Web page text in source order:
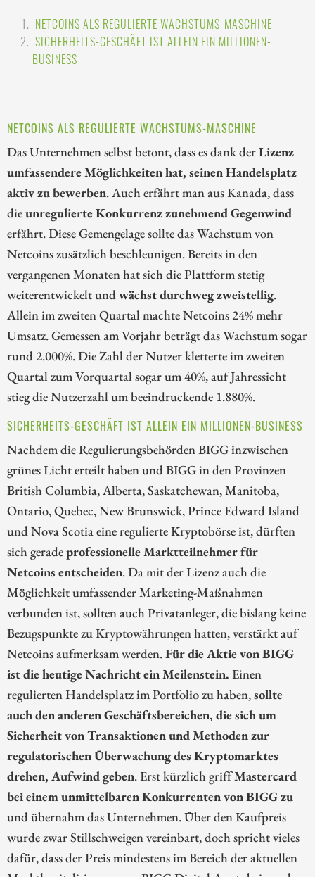
NETCOINS ALS REGULIERTE WACHSTUMS-MASCHINE
SICHERHEITS-GESCHÄFT IST ALLEIN EIN MILLIONEN-
BUSINESS
NETCOINS ALS REGULIERTE WACHSTUMS-MASCHINE
Das Unternehmen selbst betont, dass es dank derLizenz
umfassendere Möglichkeiten hat, seinen Handelsplatz
aktiv zu bewerben. Auch erfährt man aus Kanada, dass
dieunregulierte Konkurrenz zunehmend Gegenwind
erfährt. Diese Gemengelage sollte das Wachstum von
Netcoins zusätzlich beschleunigen. Bereits in den
vergangenen Monaten hat sich die Plattform stetig
weiterentwickelt undwächst durchweg zweistellig.
Allein im zweiten Quartal machte Netcoins 24% mehr
Umsatz. Gemessen am Vorjahr beträgt das Wachstum sogar
rund 2.000%. Die Zahl der Nutzer kletterte im zweiten
Quartal zum Vorquartal sogar um 40%, auf Jahressicht
stieg die Nutzerzahl um beeindruckende 1.880%.
SICHERHEITS-GESCHÄFT IST ALLEIN EIN MILLIONEN-BUSINESS
Nachdem die Regulierungsbehörden BIGG inzwischen
grünes Licht erteilt haben und BIGG in den Provinzen
British Columbia, Alberta, Saskatchewan, Manitoba,
Ontario, Quebec, New Brunswick, Prince Edward Island
und Nova Scotia eine regulierte Kryptobörse ist, dürften
sich geradeprofessionelle Marktteilnehmer für
Netcoins entscheiden. Da mit der Lizenz auch die
Möglichkeit umfassender Marketing-Maßnahmen
verbunden ist, sollten auch Privatanleger, die bislang keine
Bezugspunkte zu Kryptowährungen hatten, verstärkt auf
Netcoins aufmerksam werden.Für die Aktie von BIGG
ist die heutige Nachricht ein Meilenstein. Einen
regulierten Handelsplatz im Portfolio zu haben,sollte
auch den anderen Geschäftsbereichen, die sich um
Sicherheit von Transaktionen und Methoden zur
regulatorischen Überwachung des Kryptomarktes
drehen, Aufwind geben. Erst kürzlich griffMastercard
bei einem unmittelbaren Konkurrenten von BIGG zu
und übernahm das Unternehmen. Über den Kaufpreis
wurde zwar Stillschweigen vereinbart, doch spricht vieles
dafür, dass der Preis mindestens im Bereich der aktuellen